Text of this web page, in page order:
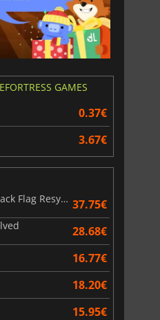
GAMES
0.37€
3.67€
Assassin's Creed Black Flag Resynced 37.75€
28.68€
16.77€
18.20€
15.95€